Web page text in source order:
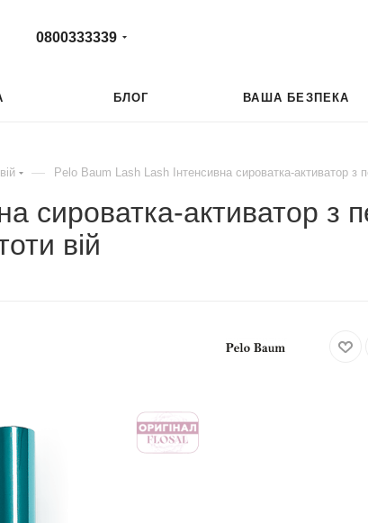
0800333339
БЛОГ ВАША БЕЗПЕКА
— Pelo Baum Lash Lash Інтенсивна сироватка-активатор
сироватка-активатор з
вій